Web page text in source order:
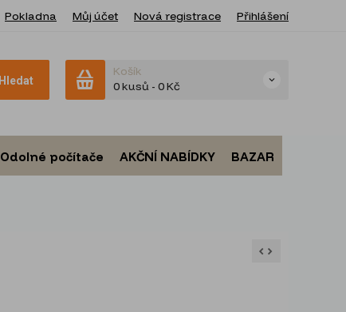
Pokladna Můj účet Nová registrace Přihlášení
Hledat
Košík
0 kusů - 0 Kč
Odolné počítače AKČNÍ NABÍDKY BAZAR